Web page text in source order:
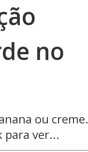
no
ou creme.
para ver...